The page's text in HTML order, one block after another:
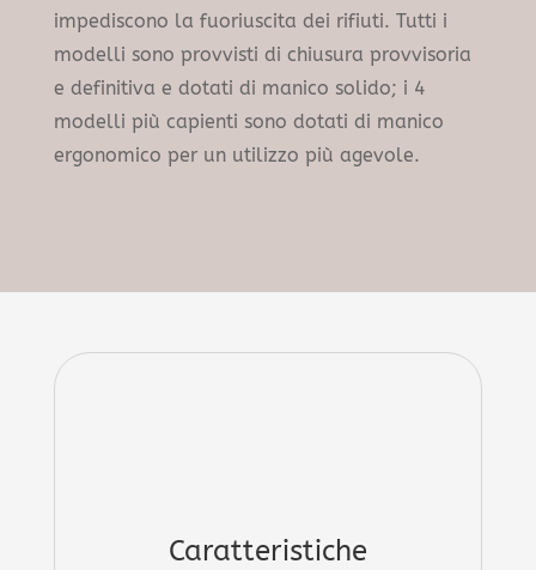
impediscono la fuoriuscita dei rifiuti. Tutti i
modelli sono provvisti di chiusura provvisoria
e definitiva e dotati di manico solido; i 4
modelli più capienti sono dotati di manico
ergonomico per un utilizzo più agevole.
Caratteristiche